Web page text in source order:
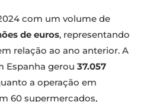
com um volume de
de euros, representando
relação ao ano anterior. A
Espanha gerou 37.057
a operação em
60 supermercados,